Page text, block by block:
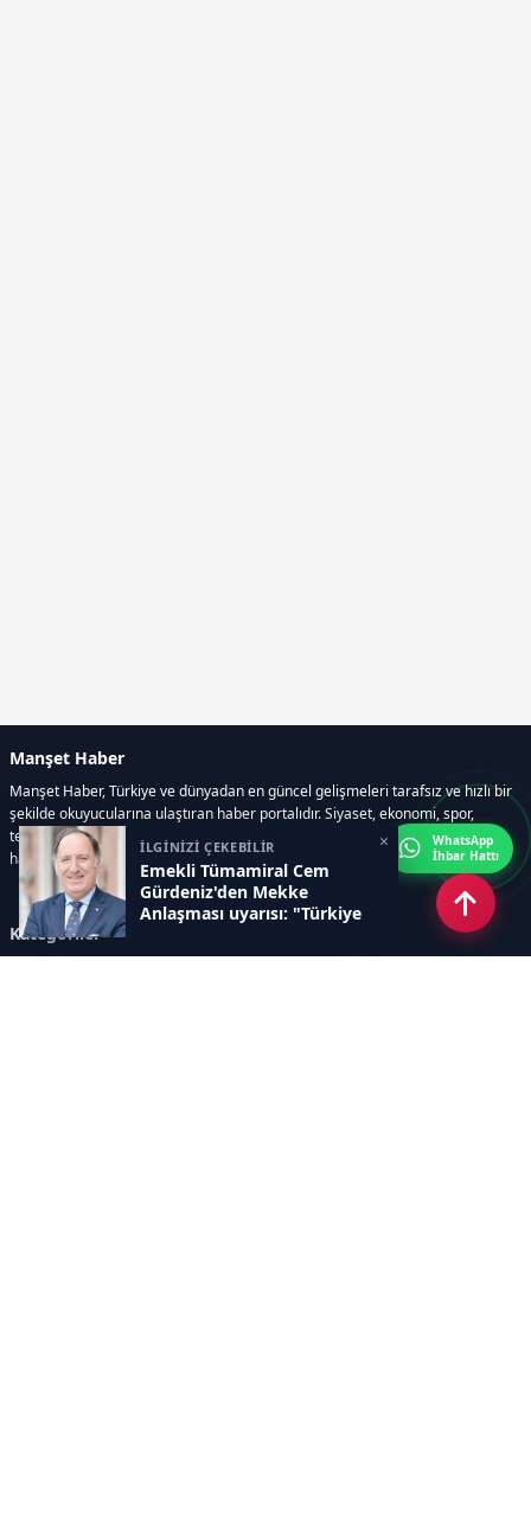
İLGİNİZİ ÇEKEBİLİR
Emekli Tümamiral Cem
Gürdeniz'den Mekke
Anlaşması uyarısı: "Türkiye
×
Manşet Haber
Manşet Haber, Türkiye ve dünyadan en güncel gelişmeleri tarafsız ve hızlı bir
şekilde okuyucularına ulaştıran haber portalıdır. Siyaset, ekonomi, spor,
teknoloji, kültür-sanat ve yaşam kategorilerinde doğru, güvenilir ve anlık
haberler sunar.
Kategoriler
WhatsApp
İhbar Hattı